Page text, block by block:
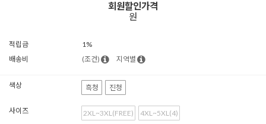
회원할인가격
원
적립금
1%
배송비
(조건) 지역별
색상 흑청 진청
사이즈 2XL~3XL(FREE) 4XL~5XL(4)